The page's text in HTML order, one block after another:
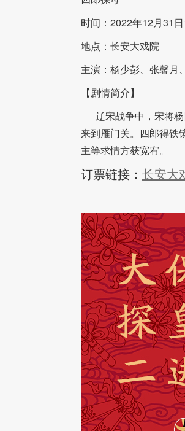
时间：2022年12月31
地点：长安大戏院
主演：杨少彭、张馨月
【剧情简介】
辽宋战争中，宋将杨
来到雁门关。四郎得铁
主等求情方获宽宥。
订票链接： 长安大